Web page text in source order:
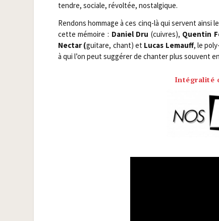
tendre, sociale, révol­tée, nostalgique.
Ren­dons hom­mage à ces cinq-là qui servent ain­si
cette mémoire : Daniel Dru (cuivres), Quen­tin
Nec­tar (gui­tare, chant) et Lucas Lemauff, le
à qui l’on peut sug­gé­rer de chan­ter plus sou­vent
Intégralité